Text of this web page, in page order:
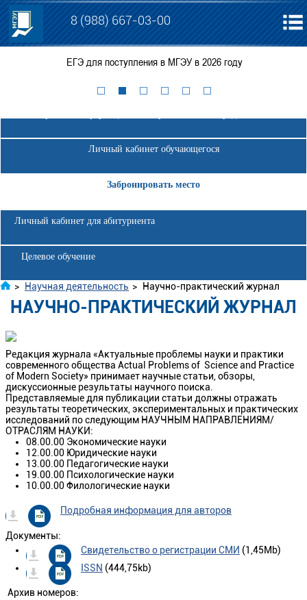
8 (988) 667-03-00
ЕГЭ для поступления в МГЭУ в 2026 году
Личный кабинет обучающегося
Забронировать место
Личный кабинет для абитуриента
Целевое обучение
> Научная деятельность > Научно-практический журнал
НАУЧНО-ПРАКТИЧЕСКИЙ ЖУРНАЛ
Редакция журнала «Актуальные проблемы науки и практики
современного общества Actual Problems оf Science and Practice
of Modern Society» принимает научные статьи, обзоры,
дискуссионные результаты научного поиска.
Представляемые для публикации статьи должны отражать
результаты теоретических, экспериментальных и практических
исследований по следующим НАУЧНЫМ НАПРАВЛЕНИЯМ/
ОТРАСЛЯМ НАУКИ:
08.00.00 Экономические науки
12.00.00 Юридические науки
13.00.00 Педагогические науки
19.00.00 Психологические науки
10.00.00 Филологические науки
Подробная информация для авторов
Документы:
Свидетельство о регистрации СМИ (1,45Mb)
ISSN (444,75kb)
Архив номеров: